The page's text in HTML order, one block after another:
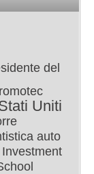
del
Uniti
auto